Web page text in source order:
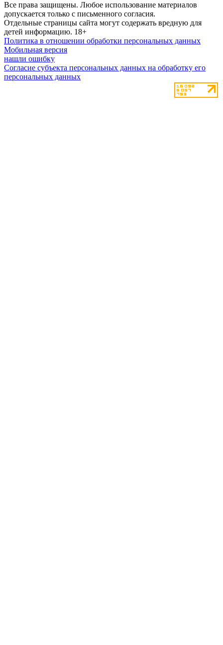
Все права защищены. Любое использование материалов
допускается только с письменного согласия.
Отдельные страницы сайта могут содержать вредную для
детей информацию. 18+
Политика в отношении обработки персональных данных
Мобильная версия
нашли ошибку
Согласие субъекта персональных данных на обработку его
персональных данных